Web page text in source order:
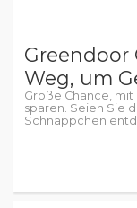
Greendoor
Weg, um
Große Chance,
sparen. Seien Sie
Schnäppchen